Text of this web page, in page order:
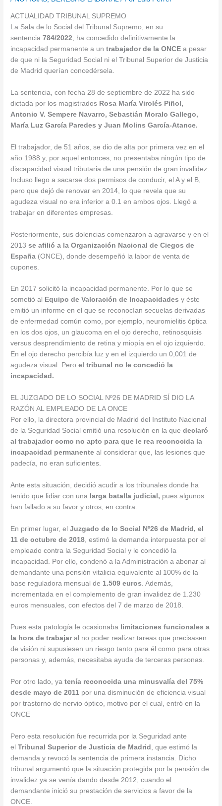
ACTUALIDAD TRIBUNAL SUPREMO
La Sala de lo Social del Tribunal Supremo, en su
sentencia784/2022 , ha concedido definitivamente la
incapacidad permanente a untrabajador de la ONCE a pesar
de que ni la Seguridad Social ni el Tribunal Superior de Justicia
de Madrid querían concedérsela.
La sentencia, con fecha 28 de septiembre de 2022 ha sido
dictada por los magistrados Rosa María Virolés Piñol,
Antonio V. Sempere Navarro, Sebastián Moralo Gallego,
María Luz García Paredes y Juan Molins García-Atance.
El trabajador, de 51 años, se dio de alta por primera vez en el
año 1988 y, por aquel entonces, no presentaba ningún tipo de
discapacidad visual tributaria de una pensión de gran invalidez.
Incluso llego a sacarse dos permisos de conducir, el A y el B,
pero que dejó de renovar en 2014, lo que revela que su
agudeza visual no era inferior a 0.1 en ambos ojos. Llegó a
trabajar en diferentes empresas.
Posteriormente, sus dolencias comenzaron a agravarse y en el
2013 se afilió a la Organización Nacional de Ciegos de
España (ONCE), donde desempeñó la labor de venta de
cupones.
En 2017 solicitó la incapacidad permanente. Por lo que se
sometió al
Equipo de Valoración de Incapacidadesy éste
emitió un informe en el que se reconocían secuelas derivadas
de enfermedad común como, por ejemplo, neuromielitis óptica
en los dos ojos, un glaucoma en el ojo derecho, retinosquisis
versus desprendimiento de retina y miopía en el ojo izquierdo.
En el ojo derecho percibía luz y en el izquierdo un 0,001 de
agudeza visual. Pero el tribunal no le concedió la
incapacidad.
EL JUZGADO DE LO SOCIAL Nº26 DE MADRID SÍ DIO LA
RAZÓN AL EMPLEADO DE LA ONCE
Por ello, la directora provincial de Madrid del Instituto Nacional
de la Seguridad Social emitió una resolución en la quedeclaró
al trabajador como no apto para que le rea reconocida la
incapacidad permanente al considerar que, las lesiones que
padecía, no eran suficientes.
Ante esta situación, decidió acudir a los tribunales donde ha
tenido que lidiar con una larga batalla judicial, pues algunos
han fallado a su favor y otros, en contra.
En primer lugar, el Juzgado de lo Social Nº26 de Madrid, el
11 de octubre de 2018, estimó la demanda interpuesta por el
empleado contra la Seguridad Social y le concedió la
incapacidad. Por ello, condenó a la Administración a abonar al
demandante una pensión vitalicia equivalente al 100% de la
base reguladora mensual de 1.509 euros. Además,
incrementada en el complemento de gran invalidez de 1.230
euros mensuales, con efectos del 7 de marzo de 2018.
Pues esta patología le ocasionaba limitaciones funcionales a
la hora de trabajaral no poder realizar tareas que precisasen
de visión ni supusiesen un riesgo tanto para él como para otras
personas y, además, necesitaba ayuda de terceras personas.
Por otro lado, yatenía reconocida una minusvalía del 75%
desde mayo de 2011 por una disminución de eficiencia visual
por trastorno de nervio óptico, motivo por el cual, entró en la
ONCE
Pero esta resolución fue recurrida por la Seguridad ante
el Tribunal Superior de Justicia de Madrid , que estimó la
demanda y revocó la sentencia de primera instancia. Dicho
tribunal argumentó que la situación protegida por la pensión de
invalidez ya se venía dando desde 2012, cuando el
demandante inició su prestación de servicios a favor de la
ONCE.